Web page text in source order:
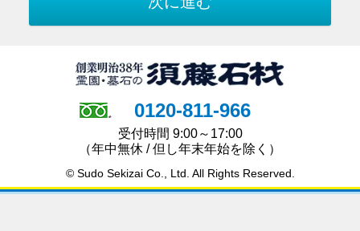
0120-811-966
受付時間 9:00～17:00
（年中無休 / 但し年末年始を除く）
© Sudo Sekizai Co., Ltd. All Rights Reserved.